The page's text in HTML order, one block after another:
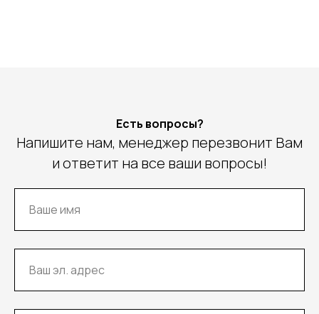
Есть вопросы?
Напишите нам, менеджер перезвонит Вам
и ответит на все ваши вопросы!